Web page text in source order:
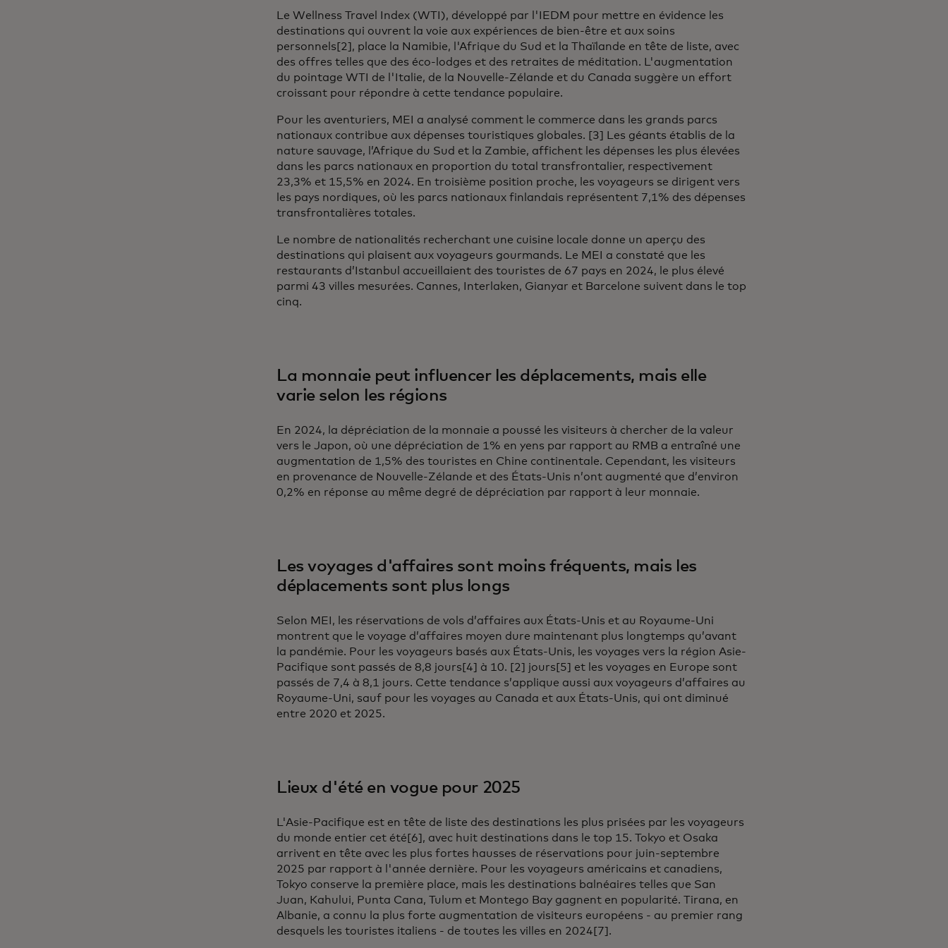
Le Wellness Travel Index (WTI), développé par l'IEDM pour mettre en évidence les
destinations qui ouvrent la voie aux expériences de bien-être et aux soins
personnels[2], place la Namibie, l'Afrique du Sud et la Thaïlande en tête de liste, avec
des offres telles que des éco-lodges et des retraites de méditation. L'augmentation
du pointage WTI de l'Italie, de la Nouvelle-Zélande et du Canada suggère un effort
croissant pour répondre à cette tendance populaire.
Pour les aventuriers, MEI a analysé comment le commerce dans les grands parcs
nationaux contribue aux dépenses touristiques globales. [3] Les géants établis de la
nature sauvage, l’Afrique du Sud et la Zambie, affichent les dépenses les plus élevées
dans les parcs nationaux en proportion du total transfrontalier, respectivement
23,3% et 15,5% en 2024. En troisième position proche, les voyageurs se dirigent vers
les pays nordiques, où les parcs nationaux finlandais représentent 7,1% des dépenses
transfrontalières totales.
Le nombre de nationalités recherchant une cuisine locale donne un aperçu des
destinations qui plaisent aux voyageurs gourmands. Le MEI a constaté que les
restaurants d’Istanbul accueillaient des touristes de 67 pays en 2024, le plus élevé
parmi 43 villes mesurées. Cannes, Interlaken, Gianyar et Barcelone suivent dans le top
cinq.
La monnaie peut influencer les déplacements, mais elle
varie selon les régions
En 2024, la dépréciation de la monnaie a poussé les visiteurs à chercher de la valeur
vers le Japon, où une dépréciation de 1% en yens par rapport au RMB a entraîné une
augmentation de 1,5% des touristes en Chine continentale. Cependant, les visiteurs
en provenance de Nouvelle-Zélande et des États-Unis n’ont augmenté que d’environ
0,2% en réponse au même degré de dépréciation par rapport à leur monnaie.
Les voyages d'affaires sont moins fréquents, mais les
déplacements sont plus longs
Selon MEI, les réservations de vols d’affaires aux États-Unis et au Royaume-Uni
montrent que le voyage d’affaires moyen dure maintenant plus longtemps qu’avant
la pandémie. Pour les voyageurs basés aux États-Unis, les voyages vers la région Asie-
Pacifique sont passés de 8,8 jours[4] à 10. [2] jours[5] et les voyages en Europe sont
passés de 7,4 à 8,1 jours. Cette tendance s’applique aussi aux voyageurs d’affaires au
Royaume-Uni, sauf pour les voyages au Canada et aux États-Unis, qui ont diminué
entre 2020 et 2025.
Lieux d'été en vogue pour 2025
L'Asie-Pacifique est en tête de liste des destinations les plus prisées par les voyageurs
du monde entier cet été[6], avec huit destinations dans le top 15. Tokyo et Osaka
arrivent en tête avec les plus fortes hausses de réservations pour juin-septembre
2025 par rapport à l'année dernière. Pour les voyageurs américains et canadiens,
Tokyo conserve la première place, mais les destinations balnéaires telles que San
Juan, Kahului, Punta Cana, Tulum et Montego Bay gagnent en popularité. Tirana, en
Albanie, a connu la plus forte augmentation de visiteurs européens - au premier rang
desquels les touristes italiens - de toutes les villes en 2024[7].